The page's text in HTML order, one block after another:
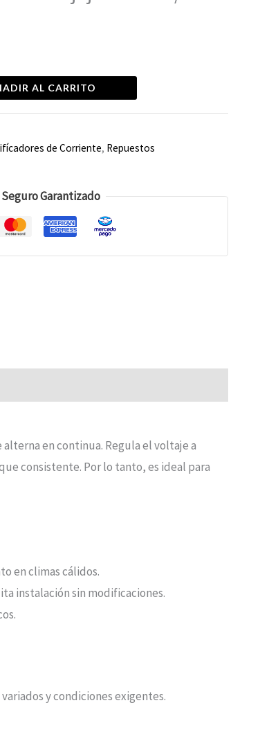
AL CARRITO
de Corriente, Repuestos
Seguro Garantizado
en continua. Regula el voltaje a
consistente. Por lo tanto, es ideal para
en climas cálidos.
instalación sin modificaciones.
y condiciones exigentes.